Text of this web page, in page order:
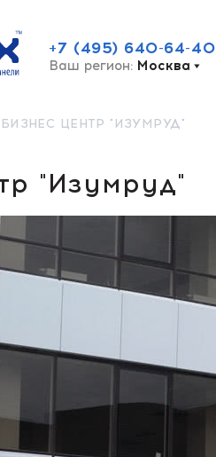
+7 (495) 640-64-40
Ваш регион: Москва
БИЗНЕС ЦЕНТР "ИЗУМРУД"
"Изумруд"